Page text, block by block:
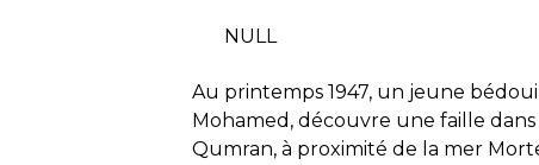
NULL
Au printemps 1947, un jeune
Mohamed, découvre une faille
Qumran, à proximité de la mer